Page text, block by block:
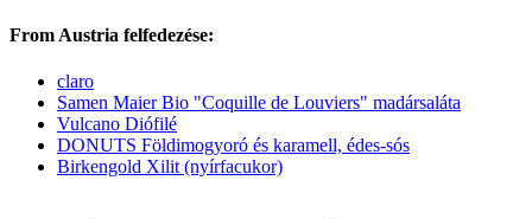
From Austria felfedezése:
claro
Samen Maier Bio "Coquille de Louviers" madársaláta
Vulcano Diófilé
DONUTS Földimogyoró és karamell, édes-sós
Birkengold Xilit (nyírfacukor)